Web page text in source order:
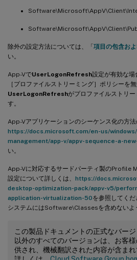
除外の設定方法については、「項目の包含お
い。
App-VでUserLogonRefresh設定が有効な
［プロファイルストリーミング］ポリシーを
UserLogonRefreshがプロファイルストリ
す。
App-Vアプリケーションのシーケンス化の方法
https://docs.microsoft.com/en-us/
management/app-v/appv-sequence-a-
い。
App-Vに対応するサードパーティ製のProfile
設定について詳しくは、 https://
desktop-optimization-pack/appv-v5/
application-virtualization-50を参照してく
システムにはSoftware\Classesを含めないよ
この製品ドキュメントの正式なバー
以外のすべてのバージョンは、お客
供され、機械翻訳された内容が含まれ